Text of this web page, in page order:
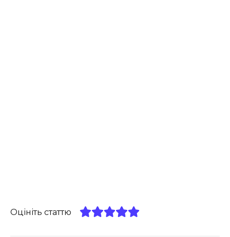
Оцініть статтю